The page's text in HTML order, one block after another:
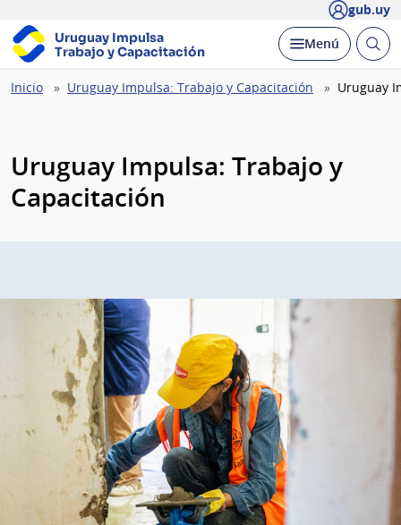
gub.uy
Uruguay Impulsa
Trabajo y Capacitación
Desplegar
Menú Abrir
Ruta
Inicio Uruguay Impulsa: Trabajo y Capacitación Uruguay
Uruguay Impulsa: Trabajo y
Capacitación